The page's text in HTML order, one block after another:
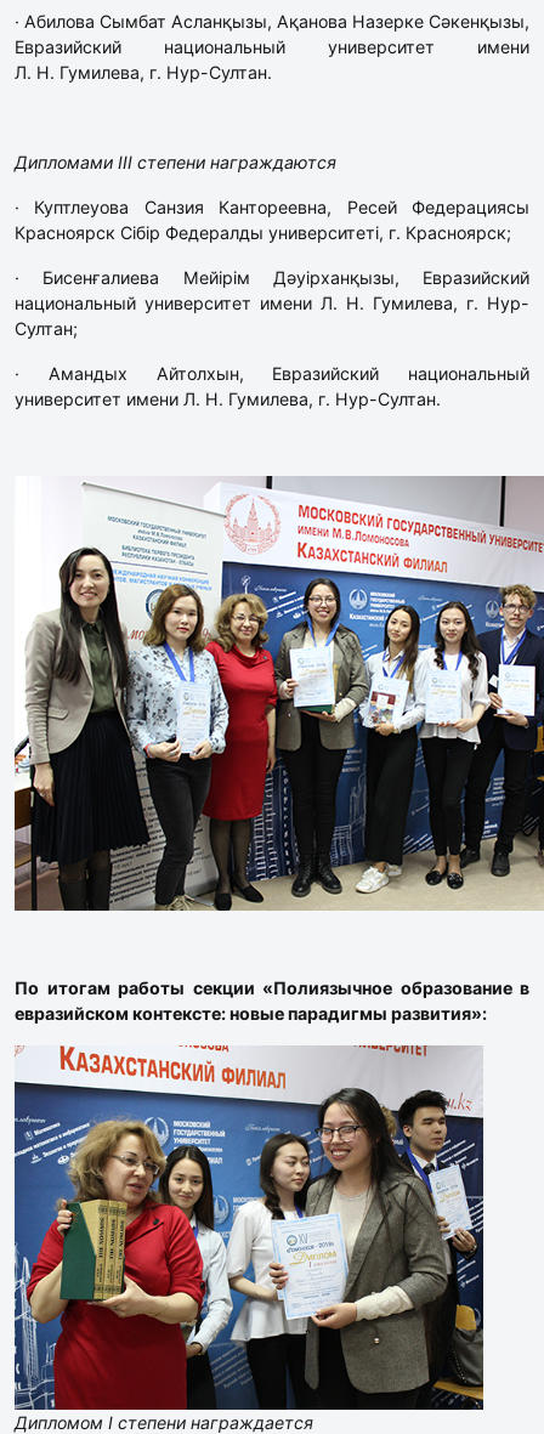
· Абилова Сымбат Асланқызы, Ақанова Назерке Сәкенқызы,
Евразийский национальный университет имени
Л. Н. Гумилева, г. Нур-Султан.
Дипломами III степени награждаются
· Куптлеуова Санзия Кантореевна, Ресей Федерациясы
Красноярск Сібір Федералды университеті, г. Красноярск;
· Бисенғалиева Мейірім Дәуірханқызы, Евразийский
национальный университет имени Л. Н. Гумилева, г. Нур-
Султан;
· Амандых Айтолхын, Евразийский национальный
университет имени Л. Н. Гумилева, г. Нур-Султан.
По итогам работы секции «Полиязычное образование в
евразийском контексте: новые парадигмы развития»:
Дипломом I степени награждается